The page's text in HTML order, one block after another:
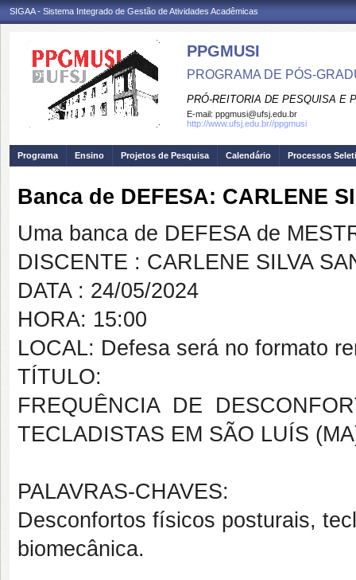
SIGAA - Sistema Integrado de Gestão de Atividades Acadêmicas
PPGMUSI
PROGRAMA DE PÓS-
PRÓ-REITORIA DE PESQUISA E
E-mail: ppgmusi@ufsj.edu.br
http://www.ufsj.edu.br//ppgmusi
Programa Ensino Projetos de Pesquisa Calendário Processos
Banca de DEFESA: CARLENE
Uma banca de DEFESA de
DISCENTE : CARLENE SILVA
DATA : 24/05/2024
HORA: 15:00
LOCAL: Defesa será no formato
TÍTULO:
FREQUÊNCIA DE
TECLADISTAS EM SÃO LUÍS
PALAVRAS-CHAVES:
Desconfortos físicos posturais,
biomecânica.